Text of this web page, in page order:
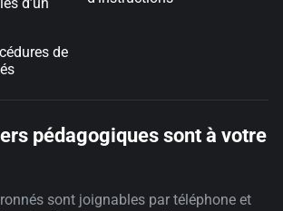
de
pédagogiques sont à votre
sont joignables par téléphone et